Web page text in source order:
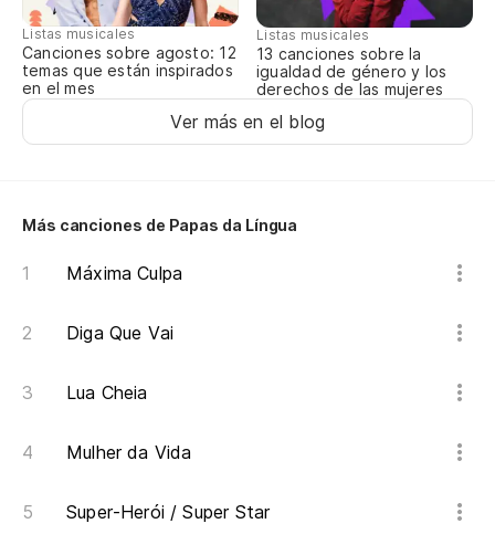
Listas musicales
Canciones sobre agosto: 12
temas que están inspirados
en el mes
Listas musicales
13 canciones sobre la
igualdad de género y los
derechos de las mujeres
Ver más en el blog
Más canciones de Papas da Língua
Máxima Culpa
Diga Que Vai
Lua Cheia
Mulher da Vida
Super-Herói / Super Star